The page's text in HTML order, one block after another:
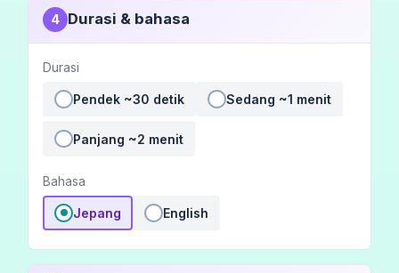
4 Durasi & bahasa
Durasi
Pendek ~30 detik Sedang ~1 menit
Panjang ~2 menit
Bahasa
Jepang English